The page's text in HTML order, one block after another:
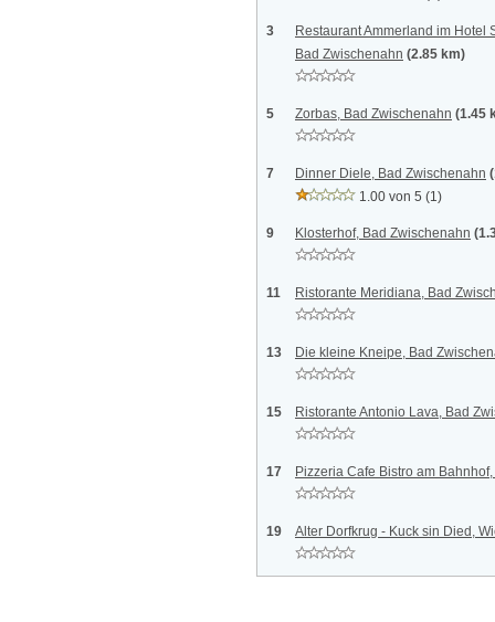
3
Restaurant Ammerland im Hotel
Bad Zwischenahn (2.85 km)
5 Zorbas, Bad Zwischenahn (1.45
7 Dinner Diele, Bad Zwischenahn
1.00 von 5 (1)
9 Klosterhof, Bad Zwischenahn
11 Ristorante Meridiana, Bad
13 Die kleine Kneipe, Bad
15 Ristorante Antonio Lava, Bad
17 Pizzeria Cafe Bistro am
19 Alter Dorfkrug - Kuck sin Died,